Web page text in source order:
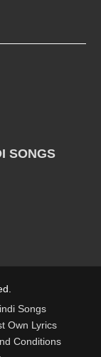
SONGS
Songs
Own Lyrics
Conditions